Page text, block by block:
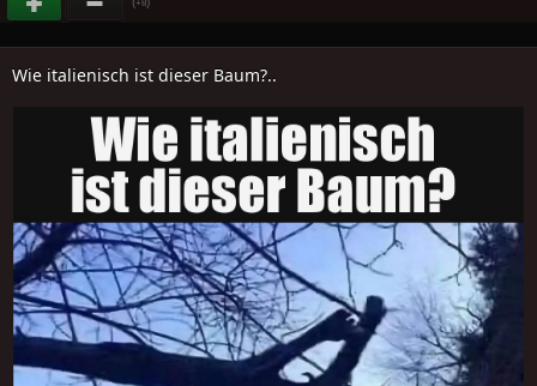
Wie italienisch ist dieser Baum?..